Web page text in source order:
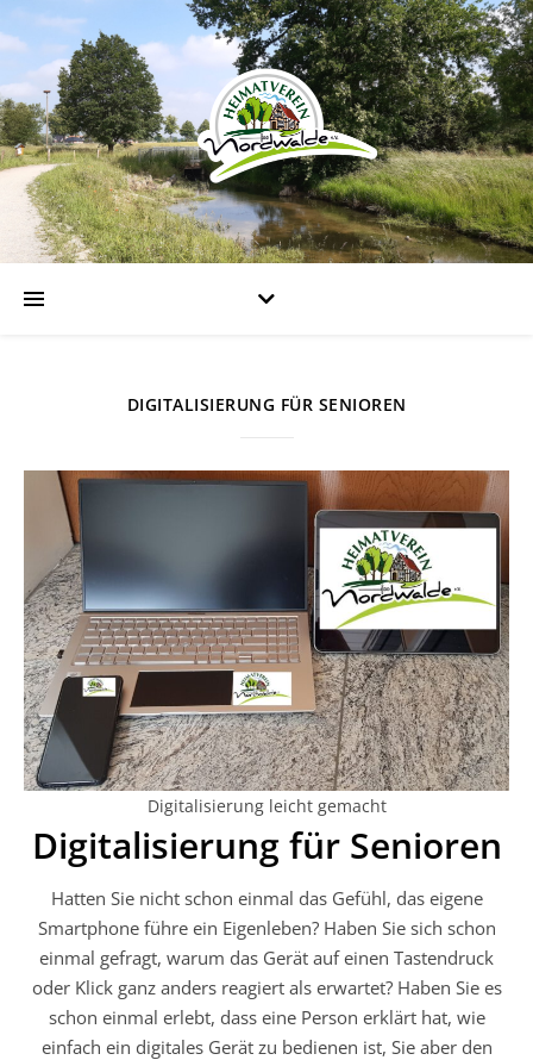
DIGITALISIERUNG FÜR SENIOREN
Digitalisierung leicht gemacht
Digitalisierung für Senioren
Hatten Sie nicht schon einmal das Gefühl, das eigene
Smartphone führe ein Eigenleben? Haben Sie sich schon
einmal gefragt, warum das Gerät auf einen Tastendruck
oder Klick ganz anders reagiert als erwartet? Haben Sie es
schon einmal erlebt, dass eine Person erklärt hat, wie
einfach ein digitales Gerät zu bedienen ist, Sie aber den